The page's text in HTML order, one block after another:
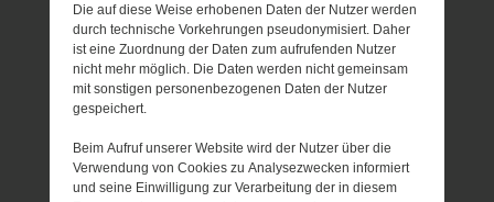
Die auf diese Weise erhobenen Daten der Nutzer werden
durch technische Vorkehrungen pseudonymisiert. Daher
ist eine Zuordnung der Daten zum aufrufenden Nutzer
nicht mehr möglich. Die Daten werden nicht gemeinsam
mit sonstigen personenbezogenen Daten der Nutzer
gespeichert.
Beim Aufruf unserer Website wird der Nutzer über die
Verwendung von Cookies zu Analysezwecken informiert
und seine Einwilligung zur Verarbeitung der in diesem